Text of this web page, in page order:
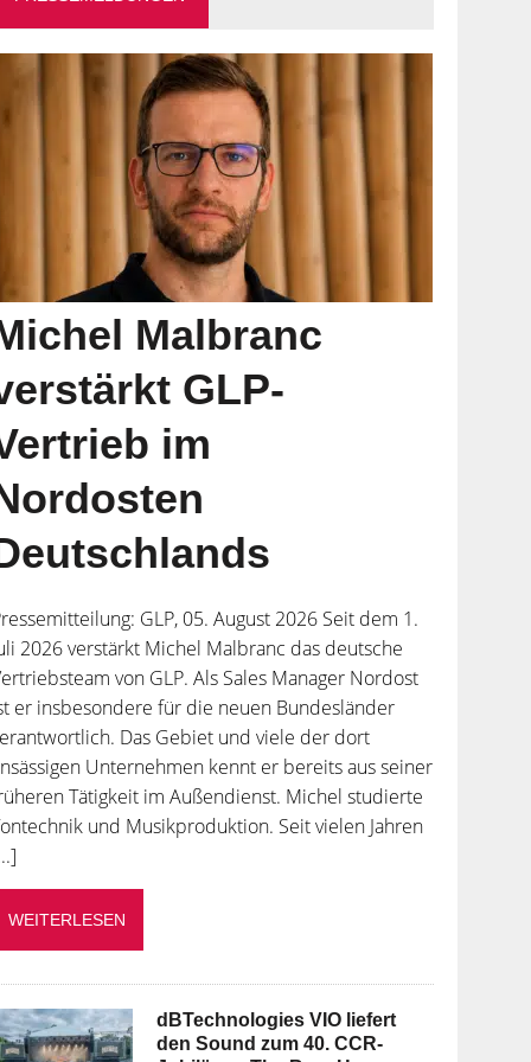
Malbranc
GLP-
im
GLP, 05. August 2026 Seit dem 1.
2026 verstärkt Michel Malbranc das deutsche
von GLP. Als Sales Manager Nordost
er insbesondere für die neuen Bundesländer
Das Gebiet und viele der dort
Unternehmen kennt er bereits aus seiner
Tätigkeit im Außendienst. Michel studierte
und Musikproduktion. Seit vielen Jahren
WEITERLESEN
dBTechnologies VIO liefert
den Sound zum 40. CCR-